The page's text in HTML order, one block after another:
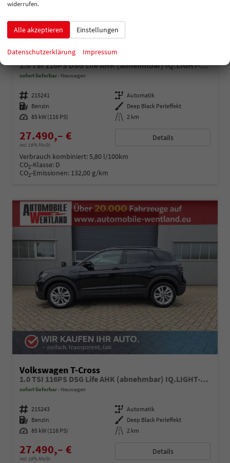
Volkswagen T-Cross
1.0 TSI 116PS DSG Life AHK (abnehmbar) IQ.LIGHT-LED-Matrix Sitzheizung Rückf.Kamera Klimaautomatik Abstandstempomat Apple CarPlay Android Auto
sofort lieferbar Neuwagen
Fahrzeugnummer 215241 Getriebe Automatik
Kraftstoff Benzin Außenfarbe Deep Black Perleffekt
Leistung 85 kW (116 PS) Kilometerstand 2 km
27.490,– €
incl. 19% MwSt.
Details
Verbrauch kombiniert:5,80 l/100km
CO2-Klasse: D
CO2-Emissionen: 132,00 g/km
Volkswagen T-Cross
1.0 TSI 116PS DSG Life AHK (abnehmbar) IQ.LIGHT-LED-Matrix Sitzheizung Rückf.Kamera Klimaautomatik Abstandstempomat Apple CarPlay Android Auto
sofort lieferbar Neuwagen
Fahrzeugnummer 215243 Getriebe Automatik
Kraftstoff Benzin Außenfarbe Deep Black Perleffekt
Leistung 85 kW (116 PS) Kilometerstand 2 km
27.490,– €
incl. 19% MwSt.
Details
widerrufen.
Alle akzeptieren Einstellungen
Datenschutzerklärung Impressum